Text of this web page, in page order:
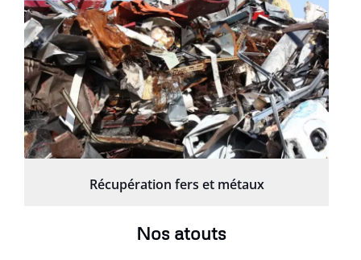
Récupération fers et métaux
Nos atouts